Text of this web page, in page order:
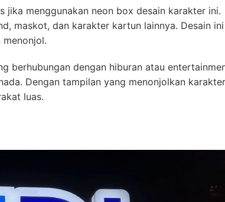
jika menggunakan neon box desain karakter ini.
maskot, dan karakter kartun lainnya. Desain ini
berhubungan dengan hiburan atau
Dengan tampilan yang menonjolkan karakter
luas.